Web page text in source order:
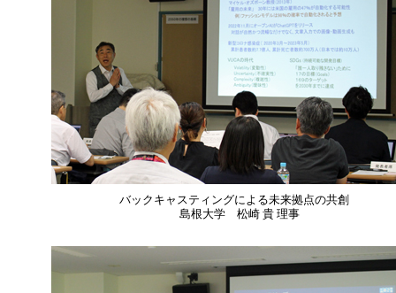
バックキャスティングによる未来拠点の共創
島根大学 松崎 貴 理事